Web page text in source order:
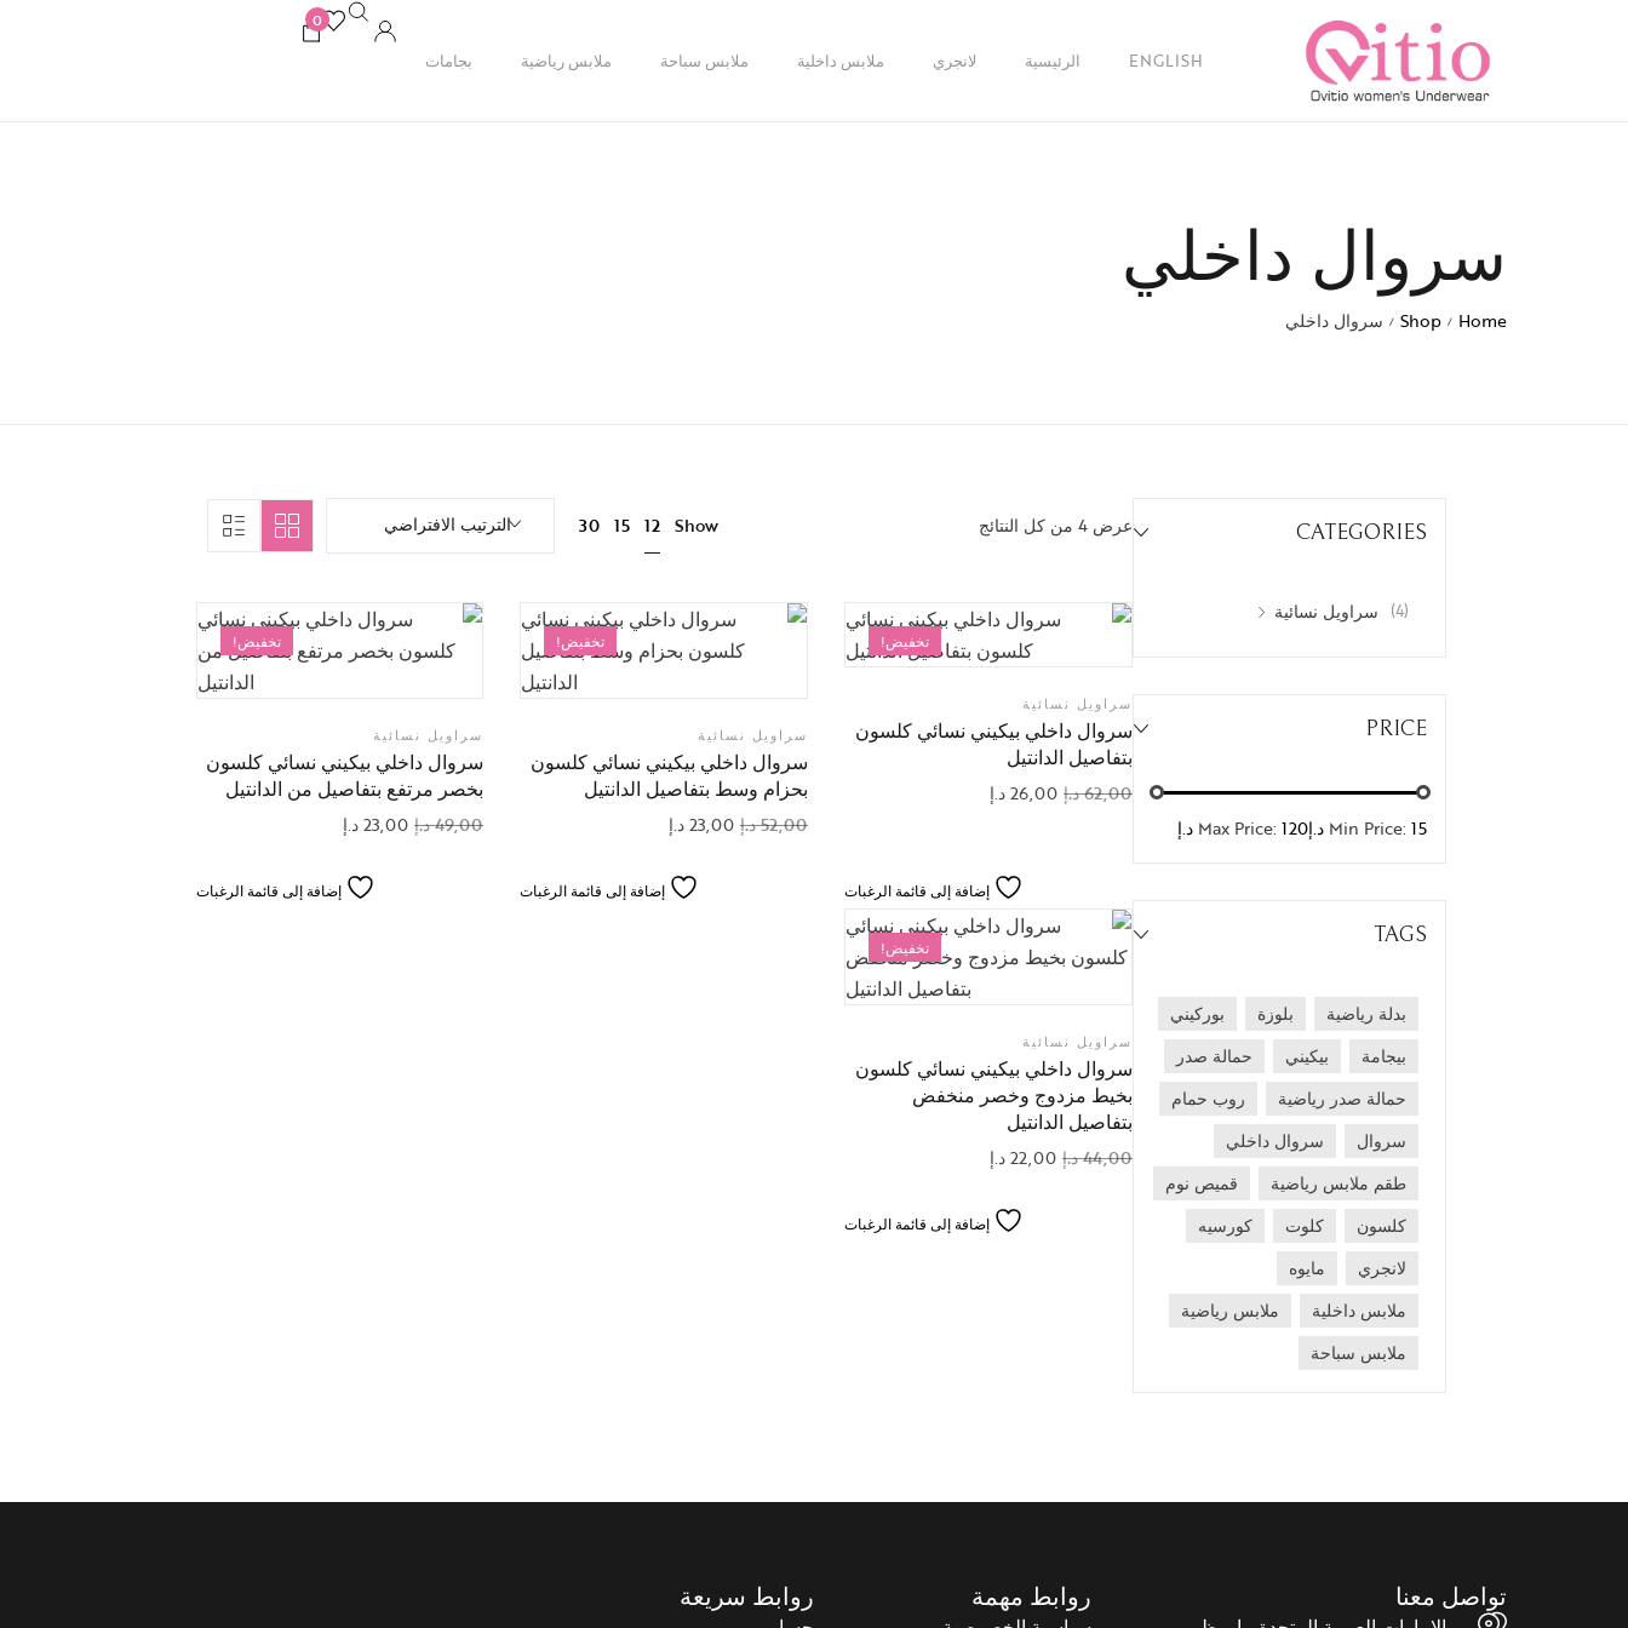
ENGLISH الرئيسية لانجري ملابس داخلية ملابس سباحة ملابس رياضية بجامات
0
سروال داخلي
Home
/
Shop
/ سروال داخلي
CATEGORIES
سراويل نسائية (4)
PRICE
Min Price: 15 د.إ Max Price: 120 د.إ
TAGS
بدلة رياضية بلوزة
بوركيني
بيجامة
بيكيني
حمالة صدر
حمالة صدر رياضية
روب حمام
سروال
سروال داخلي
طقم ملابس رياضية
قميص نوم
كلسون
كلوت
كورسيه
لانجري
مايوه
ملابس داخلية
ملابس رياضية
ملابس سباحة
عرض ⁦4⁩ من كل النتائج Show
12
15
30 الترتيب الافتراضي
تخفيض!
سراويل نسائية
سروال داخلي بيكيني نسائي كلسون
بتفاصيل الدانتيل
62,00د.إ 26,00د.إ
إضافة إلى قائمة الرغبات
تخفيض!
سراويل نسائية
سروال داخلي بيكيني نسائي كلسون
بحزام وسط بتفاصيل الدانتيل
52,00د.إ 23,00 د.إ
إضافة إلى قائمة الرغبات
تخفيض!
سراويل نسائية
سروال داخلي بيكيني نسائي كلسون
بخصر مرتفع بتفاصيل من الدانتيل
49,00د.إ 23,00 د.إ
إضافة إلى قائمة الرغبات
تخفيض!
سراويل نسائية
سروال داخلي بيكيني نسائي كلسون
بخيط مزدوج وخصر منخفض
بتفاصيل الدانتيل
44,00د.إ 22,00د.إ
إضافة إلى قائمة الرغبات
تواصل معنا روابط مهمة روابط سريعة